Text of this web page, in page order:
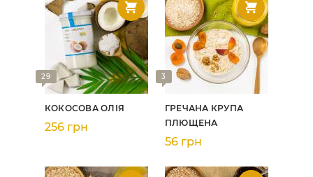
29
КОКОСОВА ОЛІЯ
256 грн
3
ГРЕЧАНА КРУПА
ПЛЮЩЕНА
56 грн